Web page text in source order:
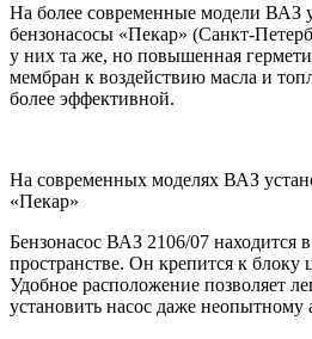
На более современные модели ВАЗ
бензонасосы «Пекар» (Санкт-
у них та же, но повышенная
мембран к воздействию масла и
более эффективной.
На современных моделях ВАЗ
«Пекар»
Бензонасос ВАЗ 2106/07 находится
пространстве. Он крепится к блоку
Удобное расположение позволяет
установить насос даже